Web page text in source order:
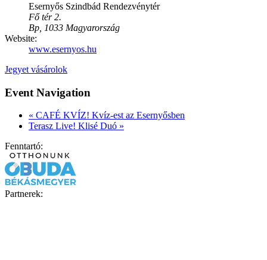
Esernyős Szindbád Rendezvénytér
Fő tér 2.
Bp 1033 Magyarország
Website:
www.esernyos.hu
Jegyet vásárolok
Event Navigation
« CAFÉ KVÍZ! Kvíz-est az Esernyősben
Terasz Live! Klisé Duó »
Fenntartó:
Partnerek: